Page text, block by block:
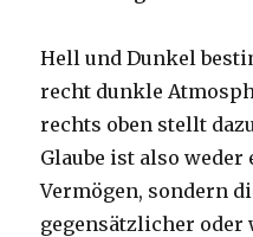
Hell und Dunkel
recht dunkle
rechts oben stellt
Glaube ist also
Vermögen, sondern
gegensätzlicher oder